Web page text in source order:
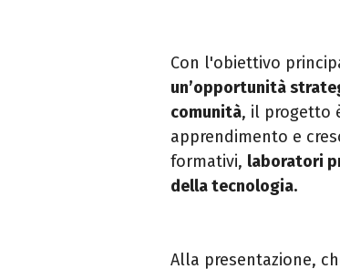
Con l'obiettivo
un’opportunità
comunità, il progetto
apprendimento e
formativi, laboratori
della tecnologia.
Alla presentazione,